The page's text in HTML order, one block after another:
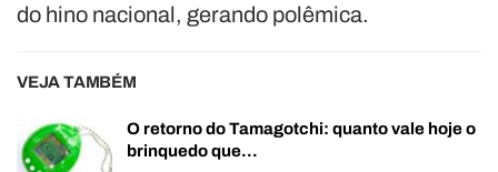
do hino nacional, gerando polêmica.
VEJA TAMBÉM
O retorno do Tamagotchi: quanto vale hoje o
brinquedo que…